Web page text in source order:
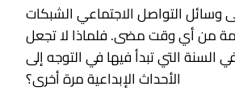
وسائل التواصل الاجتماعي الشبكات
من أي وقت مضى. فلماذا لا تجعل
2025 في السنة التي تبدأ فيها في التوجه إلى
الأحداث الإبداعية مرة أخرى؟